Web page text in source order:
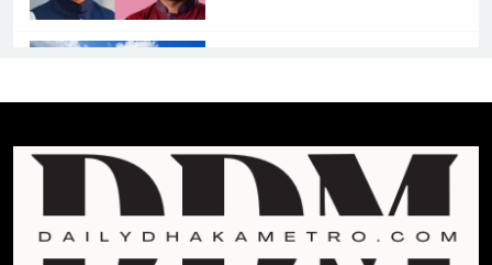
প্রথম শ্রেণি ছাড়া অন্য সব শ্রেণিতে
হবে ভর্তি পরীক্ষা: শিক্ষা মন্ত্রণালয়
কাউকে অসম্মান করতে নয়,